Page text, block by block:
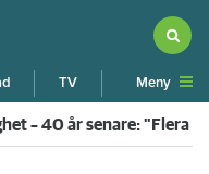
TV Meny
– 40 år senare: "Flera